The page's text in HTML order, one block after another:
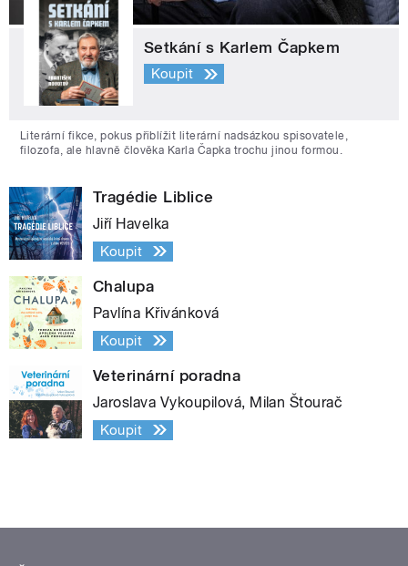
Setkání s Karlem Čapkem
Koupit
Literární fikce, pokus přiblížit literární nadsázkou spisovatele,
filozofa, ale hlavně člověka Karla Čapka trochu jinou formou.
Tragédie Liblice
Jiří Havelka
Koupit
Chalupa
Pavlína Křivánková
Koupit
Veterinární poradna
Jaroslava Vykoupilová, Milan Štourač
Koupit